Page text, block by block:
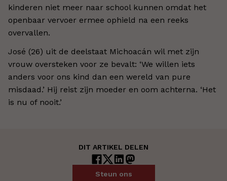
kinderen niet meer naar school kunnen omdat het
openbaar vervoer ermee ophield na een reeks
overvallen.
José (26) uit de deelstaat Michoacán wil met zijn
vrouw oversteken voor ze bevalt: ‘We willen iets
anders voor ons kind dan een wereld van pure
misdaad.’ Hij reist zijn moeder en oom achterna. ‘Het
is nu of nooit.’
DIT ARTIKEL DELEN
Steun ons